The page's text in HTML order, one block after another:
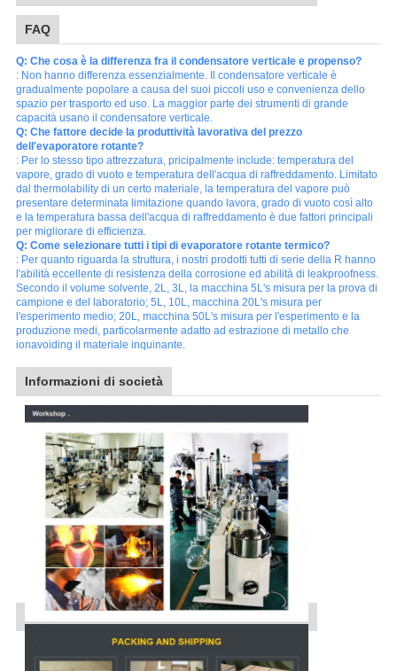
FAQ
Q: Che cosa è la differenza fra il condensatore verticale e propenso?
: Non hanno differenza essenzialmente. Il condensatore verticale è
gradualmente popolare a causa del suoi piccoli uso e convenienza dello
spazio per trasporto ed uso. La maggior parte dei strumenti di grande
capacità usano il condensatore verticale.
Q: Che fattore decide la produttività lavorativa del prezzo
dell'evaporatore rotante?
: Per lo stesso tipo attrezzatura, pricipalmente include: temperatura del
vapore, grado di vuoto e temperatura dell'acqua di raffreddamento. Limitato
dal thermolability di un certo materiale, la temperatura del vapore può
presentare determinata limitazione quando lavora, grado di vuoto così alto
e la temperatura bassa dell'acqua di raffreddamento è due fattori principali
per migliorare di efficienza.
Q: Come selezionare tutti i tipi di evaporatore rotante termico?
: Per quanto riguarda la struttura, i nostri prodotti tutti di serie della R hanno
l'abilità eccellente di resistenza della corrosione ed abilità di leakproofness.
Secondo il volume solvente, 2L, 3L, la macchina 5L's misura per la prova di
campione e del laboratorio; 5L, 10L, macchina 20L's misura per
l'esperimento medio; 20L, macchina 50L's misura per l'esperimento e la
produzione medi, particolarmente adatto ad estrazione di metallo che
ionavoiding il materiale inquinante.
Informazioni di società